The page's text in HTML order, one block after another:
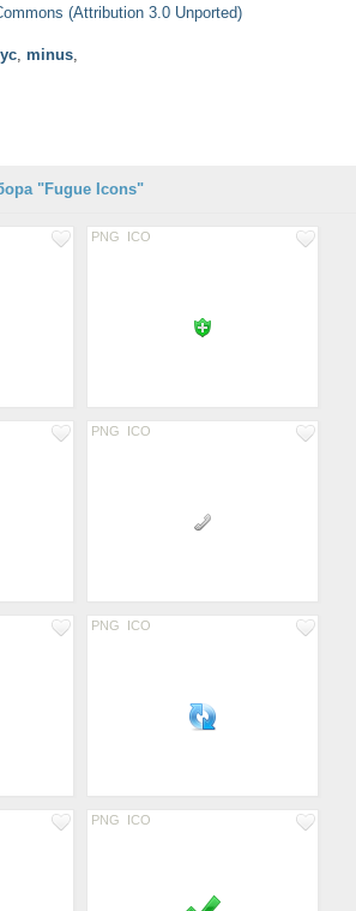
(Attribution 3.0 Unported)
, minus,
"Fugue Icons"
PNG ICO
PNG ICO
PNG ICO
PNG ICO